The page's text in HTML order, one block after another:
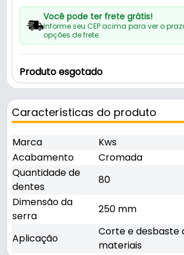
Você pode ter frete grátis!
Informe seu CEP acima para ver o
opções de frete.
Produto esgotado
Características do produto
Marca
Kws
Acabamento
Cromada
Quantidade de
dentes
80
Dimensão da
serra
250 mm
Aplicação
Corte e desbaste
materiais